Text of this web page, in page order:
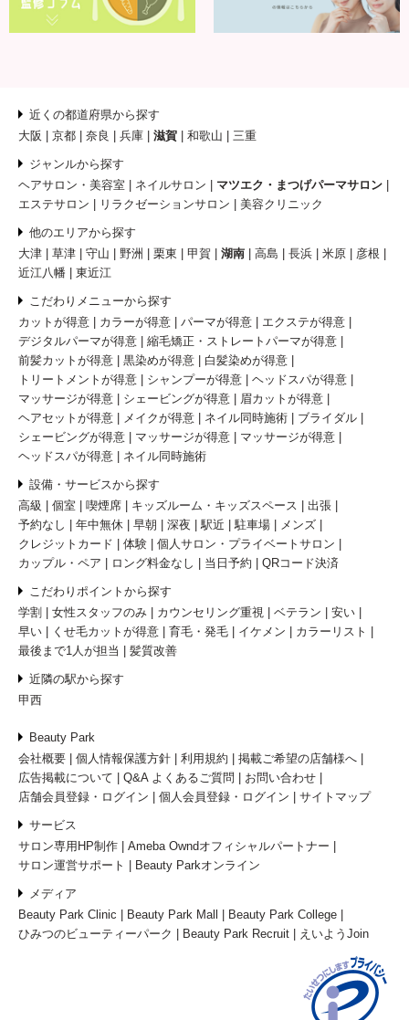
近くの都道府県から探す
大阪
京都 奈良 兵庫 滋賀 和歌山 三重
ジャンルから探す
ヘアサロン・美容室
ネイルサロン
マツエク・まつげパーマサロン
エステサロン
リラクゼーションサロン 美容クリニック
他のエリアから探す
大津
草津 守山 野洲 栗東 甲賀 湖南 高島 長浜 米原
彦根
近江八幡
東近江
こだわりメニューから探す
カットが得意
カラーが得意 パーマが得意
エクステが得意
デジタルパーマが得意
縮毛矯正・ストレートパーマが得意
前髪カットが得意
黒染めが得意
白髪染めが得意
トリートメントが得意
シャンプーが得意
ヘッドスパが得意
マッサージが得意
シェービングが得意
眉カットが得意
ヘアセットが得意
メイクが得意 ネイル同時施術
ブライダル
シェービングが得意
マッサージが得意
マッサージが得意
ヘッドスパが得意
ネイル同時施術
設備・サービスから探す
高級
個室 喫煙席 キッズルーム・キッズスペース
出張
予約なし
年中無休 早朝 深夜 駅近 駐車場
メンズ
クレジットカード
体験
個人サロン・プライベートサロン
カップル・ペア
ロング料金なし 当日予約 QRコード決済
こだわりポイントから探す
学割
女性スタッフのみ カウンセリング重視 ベテラン
安い
早い
くせ毛カットが得意 育毛・発毛 イケメン
カラーリスト
最後まで1人が担当
髪質改善
近隣の駅から探す
甲西
Beauty Park
会社概要
個人情報保護方針 利用規約
掲載ご希望の店舗様へ
広告掲載について
Q&A よくあるご質問
お問い合わせ
店舗会員登録・ログイン
個人会員登録・ログイン サイトマップ
サービス
サロン専用HP制作
Ameba Owndオフィシャルパートナー
サロン運営サポート
Beauty Parkオンライン
メディア
Beauty Park Clinic
Beauty Park Mall
Beauty Park College
ひみつのビューティーパーク
Beauty Park Recruit えいようJoin